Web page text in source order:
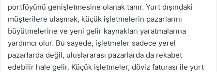
portföyünü genişletmesine olanak tanır. Yurt dışındaki
müşterilere ulaşmak, küçük işletmelerin pazarlarını
büyütmelerine ve yeni gelir kaynakları yaratmalarına
yardımcı olur. Bu sayede, işletmeler sadece yerel
pazarlarda değil, uluslararası pazarlarda da rekabet
edebilir hale gelir. Küçük işletmeler, döviz faturası ile yurt